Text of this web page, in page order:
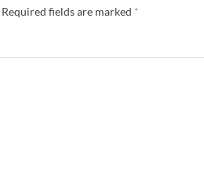
Required fields are marked *